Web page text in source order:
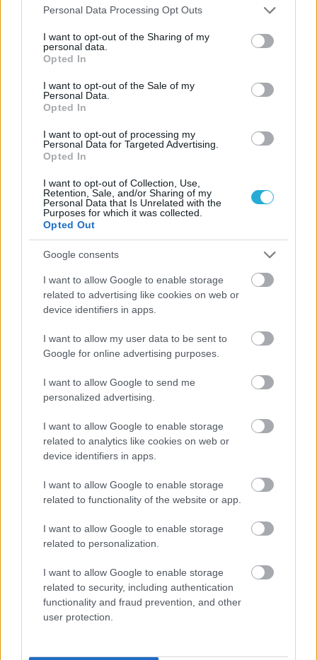
Please note that this website/app uses one or more Google
not limited to your visit or usage behaviour. You may click to
grant or deny consent to Google and its third-party tags to
use your data for below specified purposes in below Google
consent section.
Personal Data Processing Opt Outs
I want to opt-out of the Sharing of my
personal data.
Opted In
I want to opt-out of the Sale of my
Personal Data.
Opted In
I want to opt-out of processing my
Personal Data for Targeted Advertising.
Opted In
I want to opt-out of Collection, Use,
Retention, Sale, and/or Sharing of my
Personal Data that Is Unrelated with the
Purposes for which it was collected.
Opted Out
Google consents
I want to allow Google to enable storage
related to advertising like cookies on web or
device identifiers in apps.
I want to allow my user data to be sent to
Google for online advertising purposes.
I want to allow Google to send me
personalized advertising.
I want to allow Google to enable storage
related to analytics like cookies on web or
device identifiers in apps.
I want to allow Google to enable storage
related to functionality of the website or app.
I want to allow Google to enable storage
related to personalization.
I want to allow Google to enable storage
related to security, including authentication
functionality and fraud prevention, and other
user protection.
ΗΛΙΑΣ ΠΑΠΑΪΩΑΝΝΟΥ
οι σημαντικότερες νίκες του